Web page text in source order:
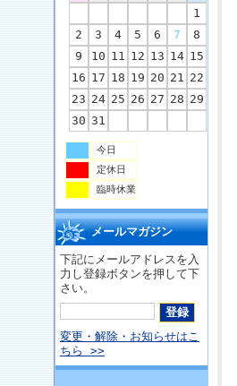
1
2
3 4 5 6 7
8
9
10 11 12 13 14 15
16 17 18 19 20 21 22
23 24 25 26 27 28 29
30 31
今日
定休日
臨時休業
メールマガジン
下記にメールアドレスを入
力し登録ボタンを押して下
さい。
変更・解除・お知らせはこ
ちら >>